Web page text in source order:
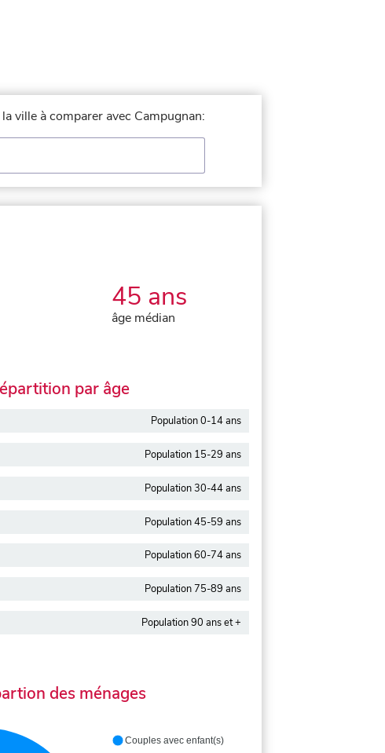
ville à comparer avec Campugnan:
45 ans
âge médian
par âge
Population 0-14 ans
Population 15-29 ans
Population 30-44 ans
Population 45-59 ans
Population 60-74 ans
Population 75-89 ans
Population 90 ans et +
des ménages
Couples avec enfant(s)